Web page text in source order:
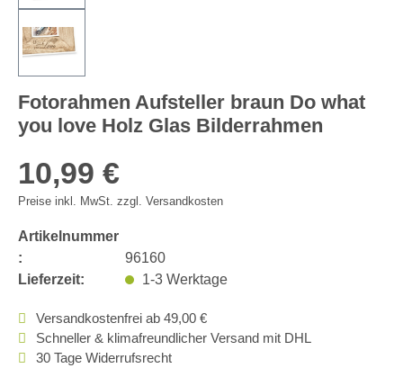
Fotorahmen Aufsteller braun Do what
you love Holz Glas Bilderrahmen
10,99 €
Preise inkl. MwSt. zzgl. Versandkosten
Artikelnummer
:
96160
Lieferzeit:
1-3 Werktage
Versandkostenfrei ab 49,00 €
Schneller & klimafreundlicher Versand mit DHL
30 Tage Widerrufsrecht